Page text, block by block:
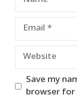
Email
Website
Save my
browser